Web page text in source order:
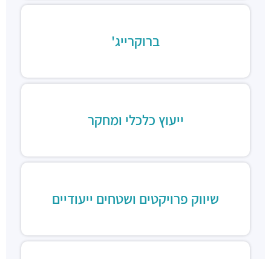
ברוקרייג'
ייעוץ כלכלי ומחקר
שיווק פרויקטים ושטחים ייעודיים